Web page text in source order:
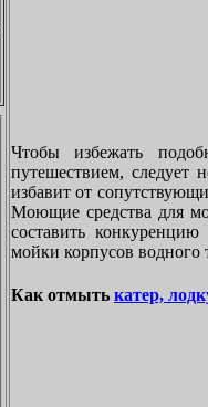
Чтобы избежать
путешествием, следует
избавит от
Моющие средства для
составить
мойки корпусов водного
Как отмыть катер,